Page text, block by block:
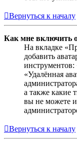
Вернуться к началу
Как мне включить
На вкладке
добавить
инструментов:
«Удалённая
а также какие
вы не можете
Вернуться к началу